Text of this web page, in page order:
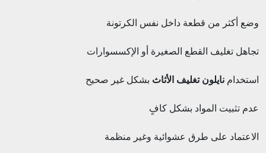
وضع أكثر من قطعة داخل نفس الكرتونة
تجاهل تغليف القطع الصغيرة أو الإكسسوارات
استخدام نايلون تغليف الأثاث بشكل غير صحيح
عدم تثبيت المواد بشكل كافٍ
الاعتماد على طرق عشوائية وغير منظمة